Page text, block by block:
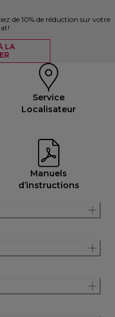
de 10% de réduction sur votre
LA
Service
Localisateur
Manuels
d’instructions